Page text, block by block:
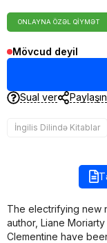
ONLAYNA ÖZƏL QIYMƏT
Mövcud deyil
Sual ver Paylaşın
İngilis Dilində Kitablar
The electrifying new
author, Liane
Clementine have